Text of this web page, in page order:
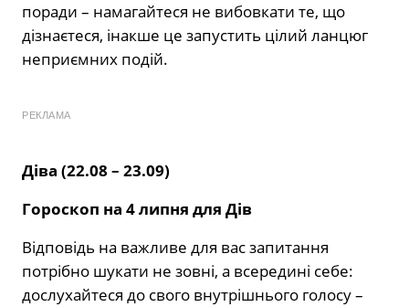
поради – намагайтеся не вибовкати те, що
дізнаєтеся, інакше це запустить цілий ланцюг
неприємних подій.
РЕКЛАМА
Діва (22.08 – 23.09)
Гороскоп на 4 липня для Дів
Відповідь на важливе для вас запитання
потрібно шукати не зовні, а всередині себе:
дослухайтеся до свого внутрішнього голосу –